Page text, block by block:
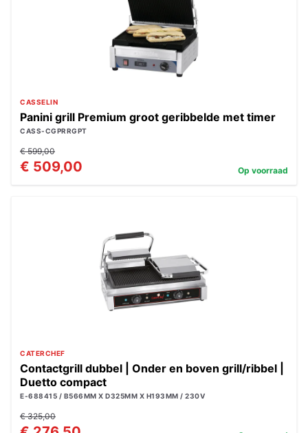
CASSELIN
Panini grill Premium groot geribbelde met timer
CASS-CGPRRGPT
€ 599,00
€ 509,00 Op voorraad
CATERCHEF
Contactgrill dubbel | Onder en boven grill/ribbel |
Duetto compact
E-688415 / B566MM X D325MM X H193MM / 230V
€ 325,00